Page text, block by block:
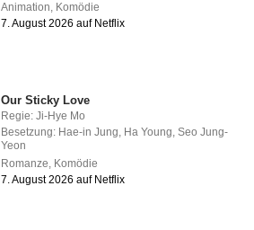
Animation, Komödie
7. August 2026 auf Netflix
Our Sticky Love
Regie:Ji-Hye Mo
Besetzung: Hae-in Jung, Ha Young,Seo Jung-
Yeon
Romanze, Komödie
7. August 2026 auf Netflix